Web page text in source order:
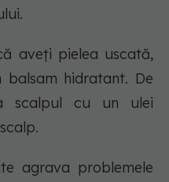
aveți pielea uscată,
hidratant. De
scalpul cu un ulei
agrava problemele